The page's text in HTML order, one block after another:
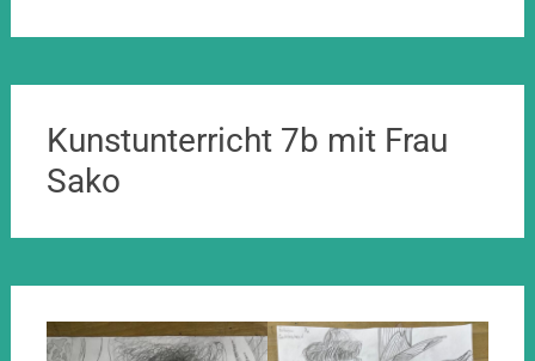
Kunstunterricht 7b mit Frau
Sako